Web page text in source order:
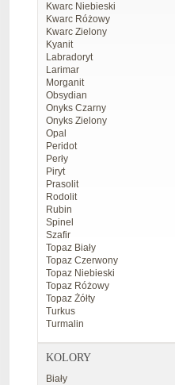
Kwarc Niebieski
Kwarc Różowy
Kwarc Zielony
Kyanit
Labradoryt
Larimar
Morganit
Obsydian
Onyks Czarny
Onyks Zielony
Opal
Peridot
Perły
Piryt
Prasolit
Rodolit
Rubin
Spinel
Szafir
Topaz Biały
Topaz Czerwony
Topaz Niebieski
Topaz Różowy
Topaz Żółty
Turkus
Turmalin
KOLORY
Biały